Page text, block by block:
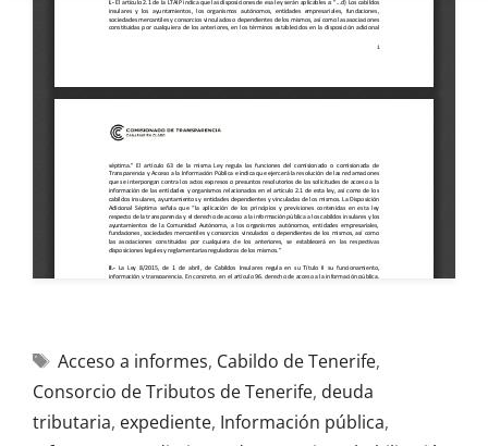
Acceso a informes, Cabildo de Tenerife,
Consorcio de Tributos de Tenerife, deuda
tributaria, expediente, Información pública,